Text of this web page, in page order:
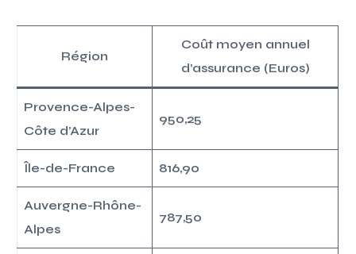
Région
Coût moyen annuel
d’assurance (Euros)
Provence-Alpes-
Côte d’Azur
950,25
Île-de-France 816,90
Auvergne-Rhône-
Alpes
787,50